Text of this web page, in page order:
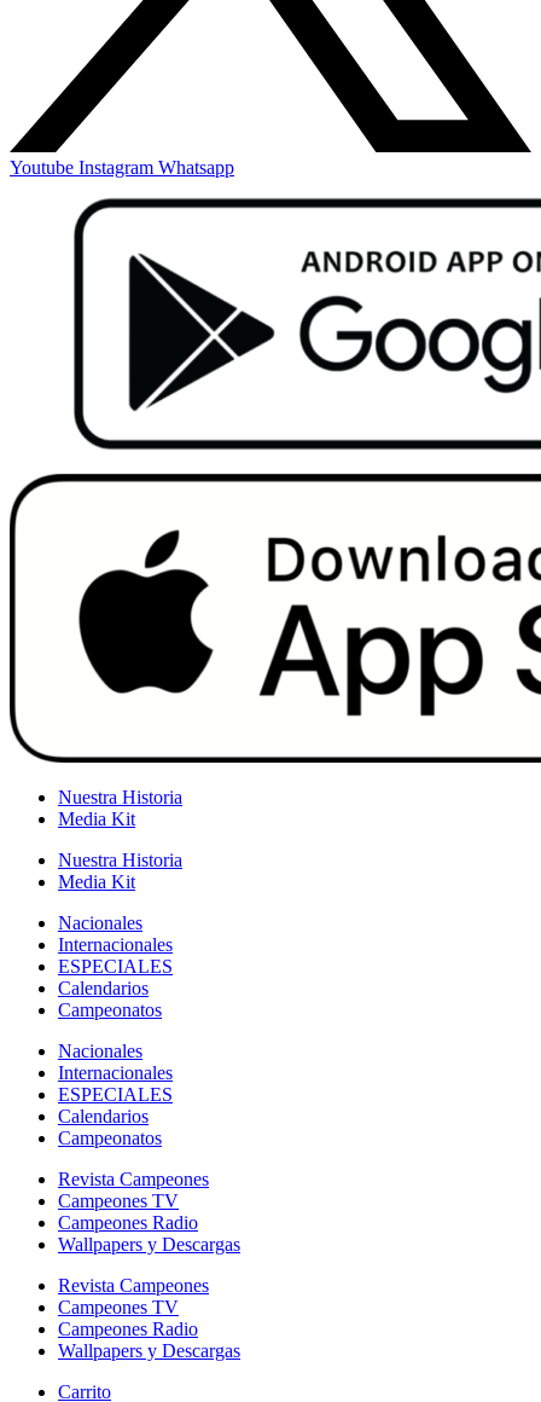
Youtube Instagram Whatsapp
Nuestra Historia
Media Kit
Nuestra Historia
Media Kit
Nacionales
Internacionales
ESPECIALES
Calendarios
Campeonatos
Nacionales
Internacionales
ESPECIALES
Calendarios
Campeonatos
Revista Campeones
Campeones TV
Campeones Radio
Wallpapers y Descargas
Revista Campeones
Campeones TV
Campeones Radio
Wallpapers y Descargas
Carrito